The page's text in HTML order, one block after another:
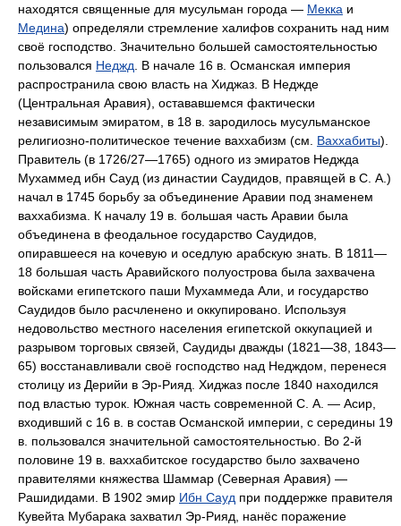
находятся священные для мусульман города — Мекка и
Медина) определяли стремление халифов сохранить над ним
своё господство. Значительно большей самостоятельностью
пользовался Неджд . В начале 16 в. Османская империя
распространила свою власть на Хиджаз. В Неджде
(Центральная Аравия), остававшемся фактически
независимым эмиратом, в 18 в. зародилось мусульманское
религиозно-политическое течение ваххабизм (см. Ваххабиты).
Правитель (в 1726/27—1765) одного из эмиратов Неджда
Мухаммед ибн Сауд (из династии Саудидов, правящей в С. А.)
начал в 1745 борьбу за объединение Аравии под знаменем
ваххабизма. К началу 19 в. большая часть Аравии была
объединена в феодальное государство Саудидов,
опиравшееся на кочевую и оседлую арабскую знать. В 1811—
18 большая часть Аравийского полуострова была захвачена
войсками египетского паши Мухаммеда Али, и государство
Саудидов было расчленено и оккупировано. Используя
недовольство местного населения египетской оккупацией и
разрывом торговых связей, Саудиды дважды (1821—38, 1843—
65) восстанавливали своё господство над Недждом, перенеся
столицу из Дерийи в Эр-Рияд. Хиджаз после 1840 находился
под властью турок. Южная часть современной С. А. — Асир,
входивший с 16 в. в состав Османской империи, с середины 19
в. пользовался значительной самостоятельностью. Во 2-й
половине 19 в. ваххабитское государство было захвачено
правителями княжества Шаммар (Северная Аравия) —
Рашидидами. В 1902 эмир Ибн Сауд при поддержке правителя
Кувейта Мубарака захватил Эр-Рияд, нанёс поражение